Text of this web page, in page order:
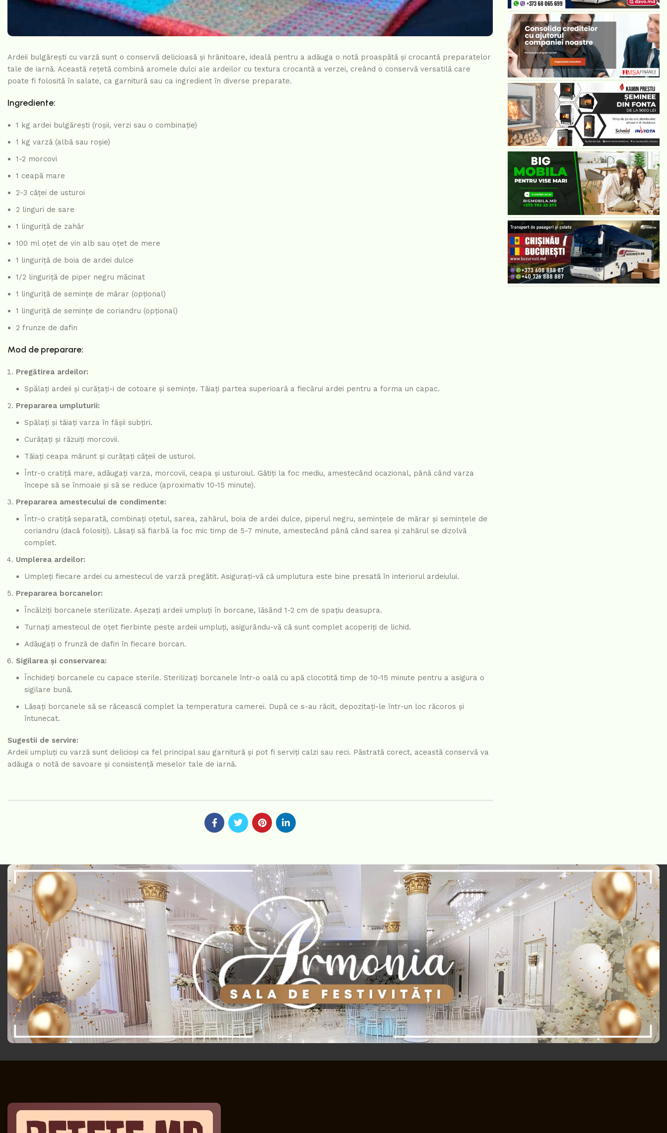
Ardeii bulgărești cu varză sunt o conservă delicioasă și hrănitoare, ideală pentru a adăuga o notă proaspătă și crocantă preparatelor
tale de iarnă. Această rețetă combină aromele dulci ale ardeilor cu textura crocantă a verzei, creând o conservă versatilă care
poate fi folosită în salate, ca garnitură sau ca ingredient în diverse preparate.
Ingrediente:
1 kg ardei bulgărești (roșii, verzi sau o combinație)
1 kg varză (albă sau roșie)
1-2 morcovi
1 ceapă mare
2-3 căței de usturoi
2 linguri de sare
1 linguriță de zahăr
100 ml oțet de vin alb sau oțet de mere
1 linguriță de boia de ardei dulce
1/2 linguriță de piper negru măcinat
1 linguriță de semințe de mărar (opțional)
1 linguriță de semințe de coriandru (opțional)
2 frunze de dafin
Mod de preparare:
Pregătirea ardeilor:
Spălați ardeii și curățați-i de cotoare și semințe. Tăiați partea superioară a fiecărui ardei pentru a forma un capac.
Prepararea umpluturii:
Spălați și tăiați varza în fâșii subțiri.
Curățați și răzuiți morcovii.
Tăiați ceapa mărunt și curățați cățeii de usturoi.
Într-o cratiță mare, adăugați varza, morcovii, ceapa și usturoiul. Gătiți la foc mediu, amestecând ocazional, până când varza
începe să se înmoaie și să se reduce (aproximativ 10-15 minute).
Prepararea amestecului de condimente:
Într-o cratiță separată, combinați oțetul, sarea, zahărul, boia de ardei dulce, piperul negru, semințele de mărar și semințele de
coriandru (dacă folosiți). Lăsați să fiarbă la foc mic timp de 5-7 minute, amestecând până când sarea și zahărul se dizolvă
complet.
Umplerea ardeilor:
Umpleți fiecare ardei cu amestecul de varză pregătit. Asigurați-vă că umplutura este bine presată în interiorul ardeiului.
Prepararea borcanelor:
Încălziți borcanele sterilizate. Așezați ardeii umpluți în borcane, lăsând 1-2 cm de spațiu deasupra.
Turnați amestecul de oțet fierbinte peste ardeii umpluți, asigurându-vă că sunt complet acoperiți de lichid.
Adăugați o frunză de dafin în fiecare borcan.
Sigilarea și conservarea:
Închideți borcanele cu capace sterile. Sterilizați borcanele într-o oală cu apă clocotită timp de 10-15 minute pentru a asigura o
sigilare bună.
Lăsați borcanele să se răcească complet la temperatura camerei. După ce s-au răcit, depozitați-le într-un loc răcoros și
întunecat.
Sugestii de servire:
Ardeii umpluți cu varză sunt delicioși ca fel principal sau garnitură și pot fi serviți calzi sau reci. Păstrată corect, această conservă va
adăuga o notă de savoare și consistență meselor tale de iarnă.